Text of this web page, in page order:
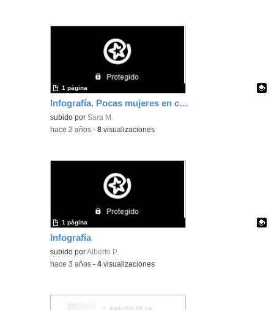
Infografía. Pocas mujeres en carreras de ciencias y tecnología
Contenido educativo.
subido por Sara M.
1 página
-hace 2 años -8 visualizaciones
Infografía
Contenido educativo.
subido porAlberto P.
1 página
-hace 3 años -4 visualizaciones